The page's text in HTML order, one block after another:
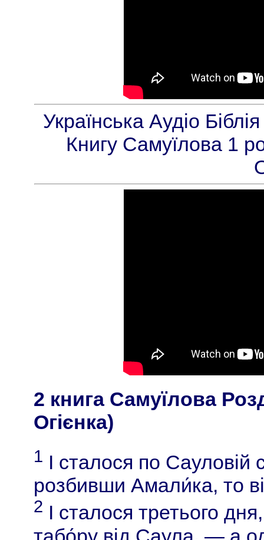
Українська Аудіо
Книгу Самуїлова 1
2 книга Самуїлова
Огієнка)
1 І сталося по
розбивши Амали́ка, то
2 І сталося третього